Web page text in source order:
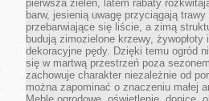
pierwsza zieleń, latem rabaty
barw, jesienią uwagę przyciągają trawy
przebarwiające się liście, a zimą
budują zimozielone krzewy, żywopłoty i
dekoracyjne pędy. Dzięki temu ogród
się w martwą przestrzeń poza
zachowuje charakter niezależnie od
można zapominać o znaczeniu małej